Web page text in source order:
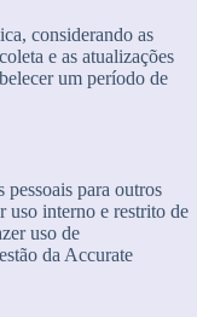
considerando as
e as atualizações
um período de
pessoais para outros
uso interno e restrito de
uso de
da Accurate